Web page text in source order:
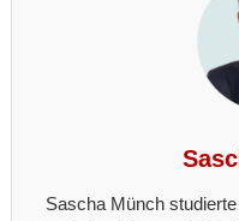
Sascha Münch